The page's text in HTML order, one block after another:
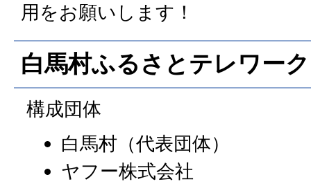
用をお願いします！
白馬村ふるさとテレワー
構成団体
白馬村（代表団体）
ヤフー株式会社